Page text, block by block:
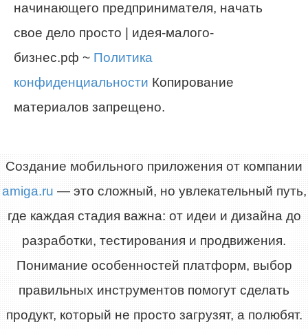
начинающего предпринимателя, начать
свое дело просто | идея-малого-
бизнес.рф ~ Политика
конфиденциальности Копирование
материалов запрещено.
Создание мобильного приложения от компании
amiga.ru — это сложный, но увлекательный путь,
где каждая стадия важна: от идеи и дизайна до
разработки, тестирования и продвижения.
Понимание особенностей платформ, выбор
правильных инструментов помогут сделать
продукт, который не просто загрузят, а полюбят.